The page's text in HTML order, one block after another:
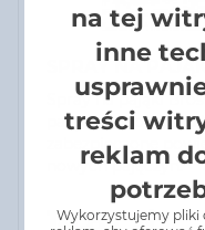
SPRAY NA
Spray na pająki
pająki przy
zabezpieczone
nowych pajęczyn.
14,87 zł
na tej
inne
treści
reklam
Wykorzystujemy pliki